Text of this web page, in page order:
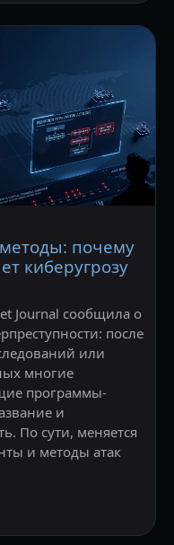
почему
киберугрозу
Journal сообщила о
после
или
многие
программы-
и
По сути, меняется
и методы атак